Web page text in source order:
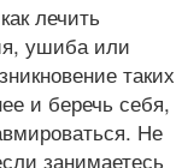
лечить
ушиба или
таких
и беречь себя,
Не
занимаетесь